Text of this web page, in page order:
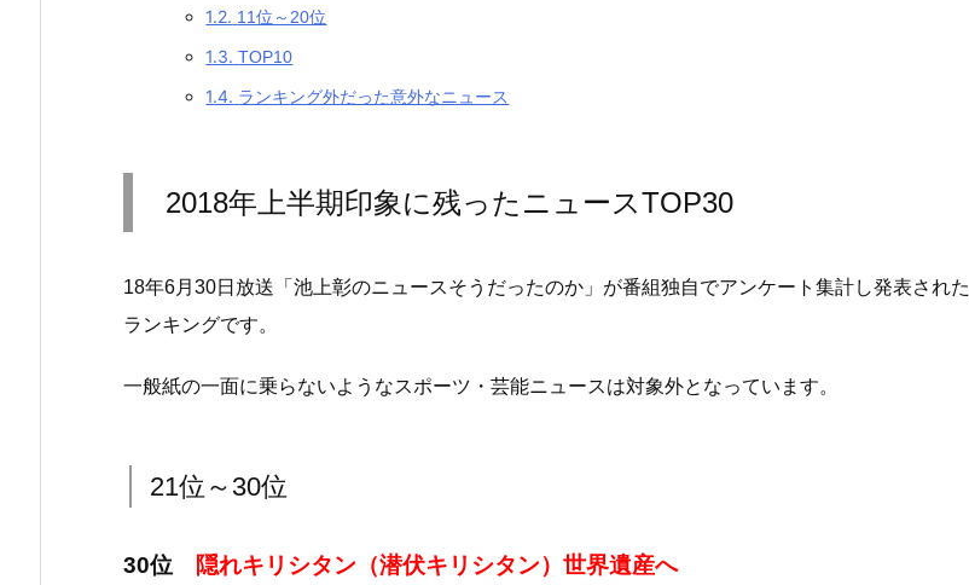
1.2. 11位～20位
1.3. TOP10
1.4. ランキング外だった意外なニュース
2018年上半期印象に残ったニュースTOP30
18年6月30日放送「池上彰のニュースそうだったのか」が番組独自でアンケート集計し発表された
ランキングです。
一般紙の一面に乗らないようなスポーツ・芸能ニュースは対象外となっています。
21位～30位
30位 隠れキリシタン（潜伏キリシタン）世界遺産へ